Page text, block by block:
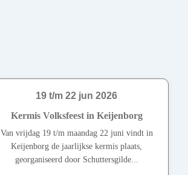
19 t/m 22 jun 2026
Kermis Volksfeest in Keijenborg
Van vrijdag 19 t/m maandag 22 juni vindt in
Keijenborg de jaarlijkse kermis plaats,
georganiseerd door Schuttersgilde...